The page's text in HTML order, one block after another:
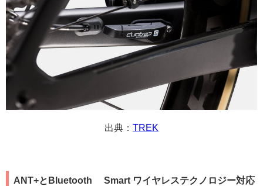
出典： TREK
ANT+とBluetooth® Smart ワイヤレステクノロジー対応